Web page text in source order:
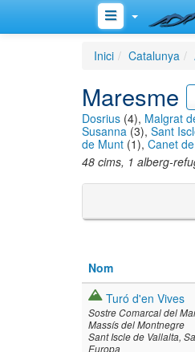
Inici Catalunya
Maresme
Dosrius (4), Malgrat
Susanna (3), Sant
de Munt (1), Canet
48 cims, 1 alberg-
Nom
Turó d'en Vives
Sostre Comarcal del
Massís del Montnegre
Sant Iscle de Vallalta
Europa